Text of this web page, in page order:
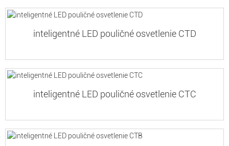
inteligentné LED pouličné osvetlenie CTD
inteligentné LED pouličné osvetlenie CTC